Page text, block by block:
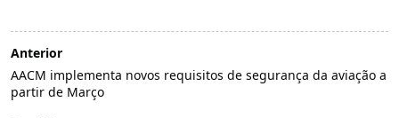
Anterior
AACM implementa novos requisitos de segurança da aviação a
partir de Março